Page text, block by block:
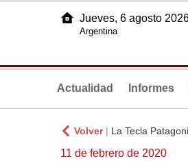
Jueves, 6 agosto
Argentina
Actualidad Informes
Volver| La Tecla
11 de febrero de 2020